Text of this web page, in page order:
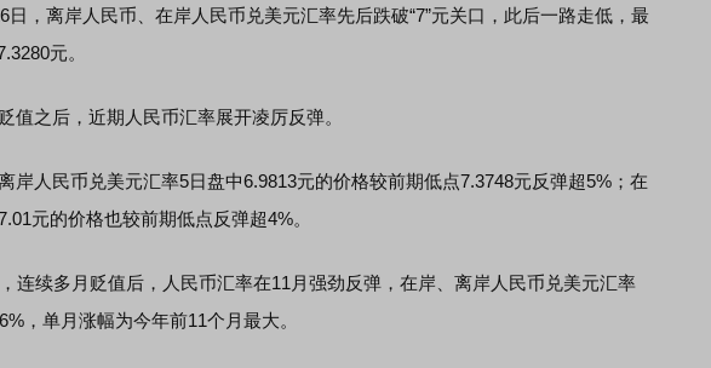
离岸人民币、在岸人民币兑美元汇率先后跌破“7”元关口，此后一路走低，最
元。
之后，近期人民币汇率展开凌厉反弹。
人民币兑美元汇率5日盘中6.9813元的价格较前期低点7.3748元反弹超5%；在
元的价格也较前期低点反弹超4%。
续多月贬值后，人民币汇率在11月强劲反弹，在岸、离岸人民币兑美元汇率
，单月涨幅为今年前11个月最大。